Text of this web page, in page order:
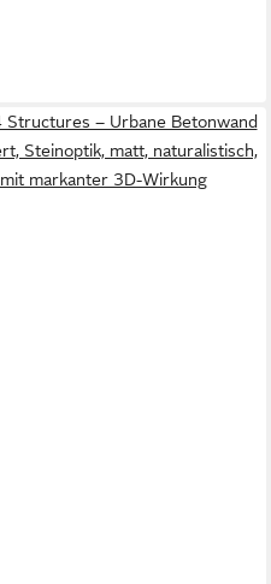
Structures – Urbane Betonwand
Steinoptik, matt, naturalistisch,
markanter 3D-Wirkung